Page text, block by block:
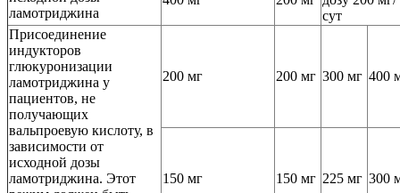
ламотриджина
сут
Присоединение
индукторов
глюкуронизации
ламотриджина у
пациентов, не
получающих
вальпроевую кислоту, в
зависимости от
исходной дозы
ламотриджина. Этот
200 мг 200 мг 300 мг 400
150 мг 150 мг 225 мг 300